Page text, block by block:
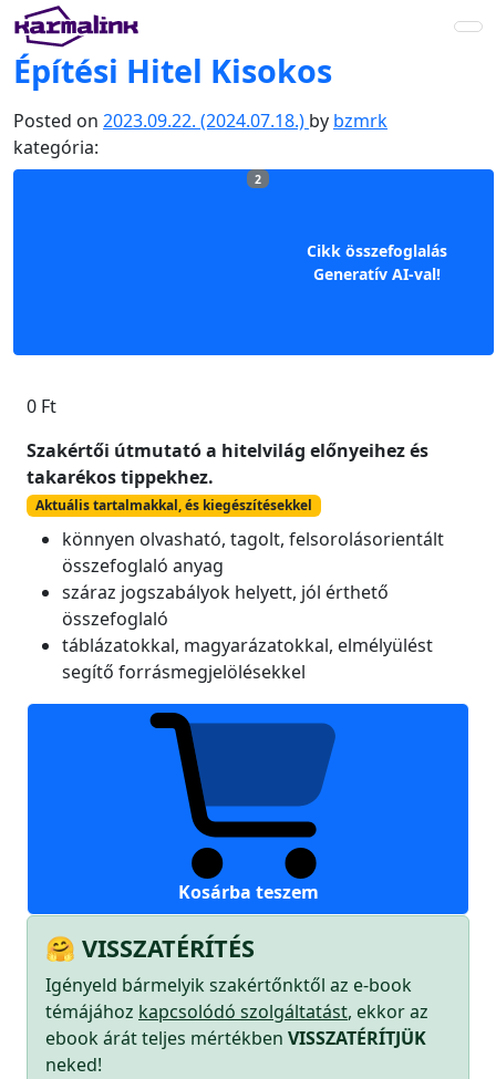
Main
Navigation
Építési Hitel Kisokos
Posted on 2023.09.22. (2024.07.18.) by bzmrk
kategória:
Cikk összefoglalás
Generatív AI-val!
2
0 Ft
Szakértői útmutató a hitelvilág előnyeihez és
takarékos tippekhez.
Aktuális tartalmakkal, és kiegészítésekkel
könnyen olvasható, tagolt, felsorolásorientált
összefoglaló anyag
száraz jogszabályok helyett, jól érthető
összefoglaló
táblázatokkal, magyarázatokkal, elmélyülést
segítő forrásmegjelölésekkel
Építési
Kosárba teszem
🤗 VISSZATÉRÍTÉS
Igényeld bármelyik szakértőnktől az e-book
témájához kapcsolódó szolgáltatást, ekkor az
ebook árát teljes mértékben VISSZATÉRÍTJÜK
neked!